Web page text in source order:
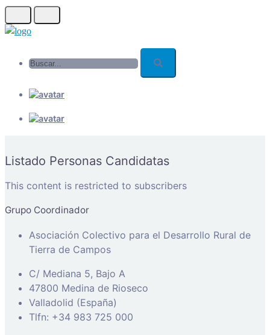
Skip
to
Listado Personas Candidatas
This content is restricted to subscribers
Grupo Coordinador
Asociación Colectivo para el Desarrollo Rural de
Tierra de Campos
C/ Mediana 5, Bajo A
47800 Medina de Rioseco
Valladolid (España)
Tlfn: +34 983 725 000